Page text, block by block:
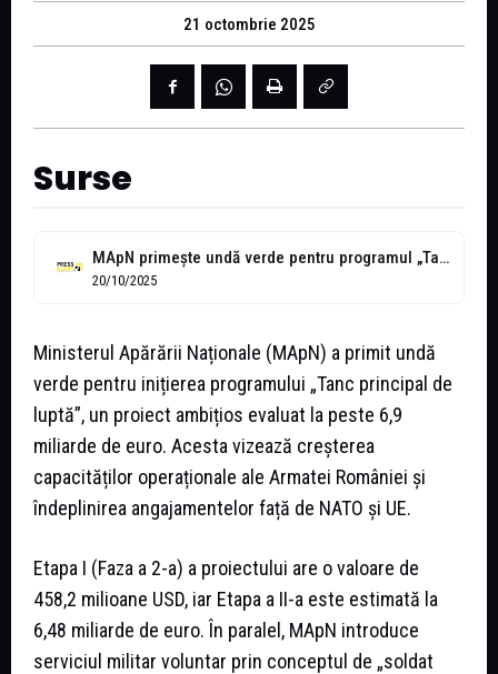
21 octombrie 2025
Surse
MApN primește undă verde pentru programul „Tanc principal de luptă” și serviciul...
20/10/2025
Ministerul Apărării Naționale (MApN) a primit undă
verde pentru inițierea programului „Tanc principal de
luptă”, un proiect ambițios evaluat la peste 6,9
miliarde de euro. Acesta vizează creșterea
capacităților operaționale ale Armatei României și
îndeplinirea angajamentelor față de NATO și UE.
Etapa I (Faza a 2-a) a proiectului are o valoare de
458,2 milioane USD, iar Etapa a II-a este estimată la
6,48 miliarde de euro. În paralel, MApN introduce
serviciul militar voluntar prin conceptul de „soldat